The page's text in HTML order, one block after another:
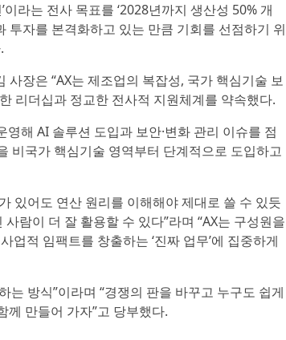
라는 전사 목표를 ‘2028년까지 생산성 50% 개
투자를 본격화하고 있는 만큼 기회를 선점하기 위
장은 “AX는 제조업의 복잡성, 국가 핵심기술 보
리더십과 정교한 전사적 지원체계를 약속했다.
영해 AI 솔루션 도입과 보안·변화 관리 이슈를 점
국가 핵심기술 영역부터 단계적으로 도입하고
있어도 연산 원리를 이해해야 제대로 쓸 수 있듯
람이 더 잘 활용할 수 있다”라며 “AX는 구성원을
적 임팩트를 창출하는 ‘진짜 업무’에 집중하게
는 방식”이라며 “경쟁의 판을 바꾸고 누구도 쉽게
께 만들어 가자”고 당부했다.